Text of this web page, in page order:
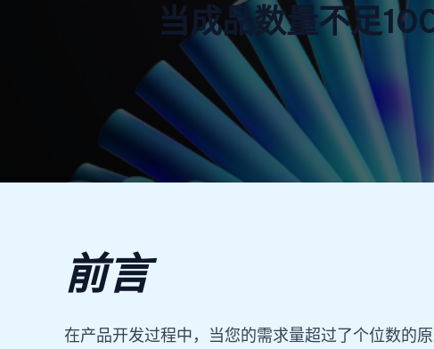
当成品数量不足
前言
在产品开发过程中，当您的需求量超过了个位数的